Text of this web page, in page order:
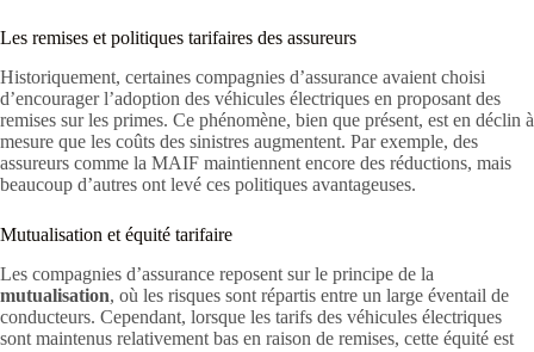
Les remises et politiques tarifaires des assureurs
Historiquement, certaines compagnies d’assurance avaient choisi
d’encourager l’adoption des véhicules électriques en proposant des
remises sur les primes. Ce phénomène, bien que présent, est en déclin à
mesure que les coûts des sinistres augmentent. Par exemple, des
assureurs comme la MAIF maintiennent encore des réductions, mais
beaucoup d’autres ont levé ces politiques avantageuses.
Mutualisation et équité tarifaire
Les compagnies d’assurance reposent sur le principe de la
mutualisation, où les risques sont répartis entre un large éventail de
conducteurs. Cependant, lorsque les tarifs des véhicules électriques
sont maintenus relativement bas en raison de remises, cette équité est